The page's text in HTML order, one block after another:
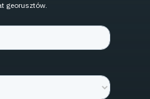
georusztów.